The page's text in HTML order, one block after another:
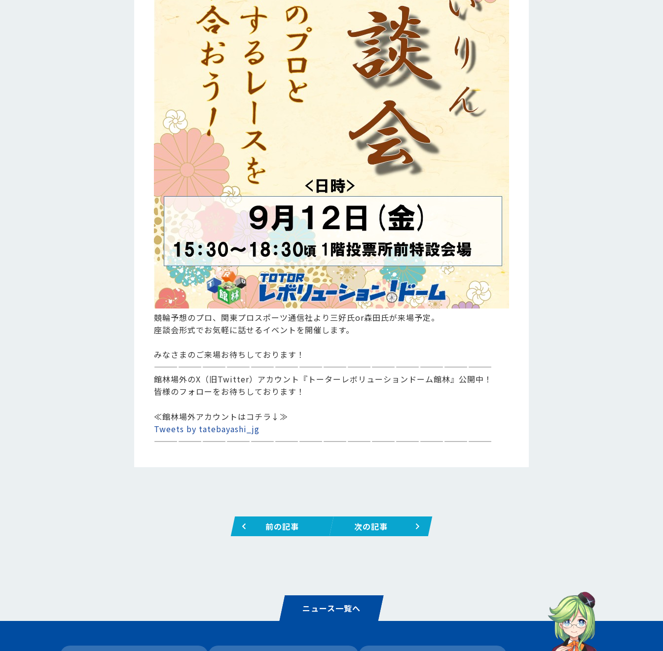
競輪予想のプロ、関東プロスポーツ通信社より三好氏or森田氏が来場予定。
座談会形式でお気軽に話せるイベントを開催します。
みなさまのご来場お待ちしております！
——————————————————————————————————————————
館林場外のX（旧Twitter）アカウント『トーターレボリューションドーム館林』公開中！
皆様のフォローをお待ちしております！
≪館林場外アカウントはコチラ↓≫
Tweets by tatebayashi_jg
——————————————————————————————————————————
前の記事 次の記事
ニュース一覧へ